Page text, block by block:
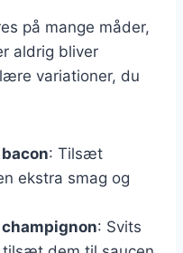
på mange måder,
aldrig bliver
variationer, du
: Tilsæt
ekstra smag og
: Svits